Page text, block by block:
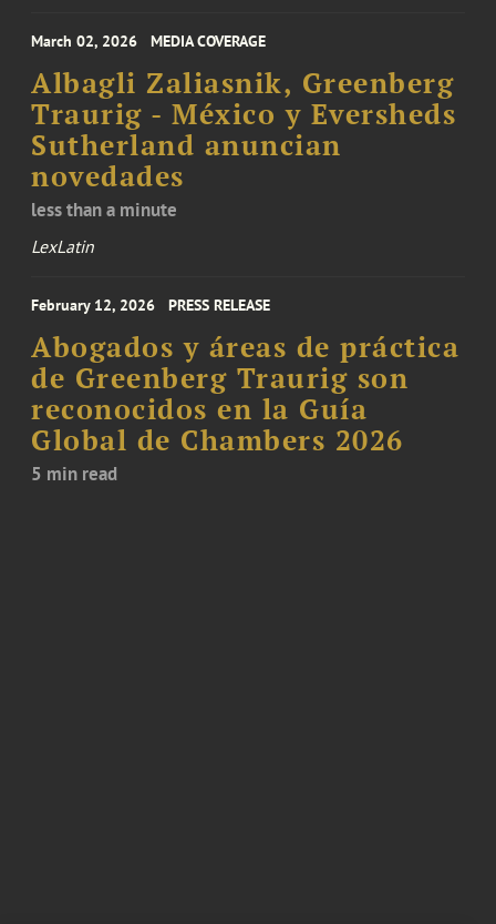
March 02, 2026 MEDIA COVERAGE
Albagli Zaliasnik, Greenberg
Traurig - México y Eversheds
Sutherland anuncian
novedades
less than a minute
LexLatin
February 12, 2026 PRESS RELEASE
Abogados y áreas de práctica
de Greenberg Traurig son
reconocidos en la Guía
Global de Chambers 2026
5 min read